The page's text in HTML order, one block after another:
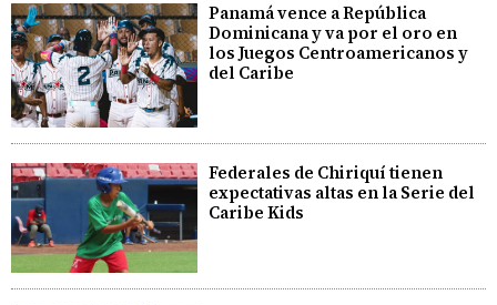
Panamá vence a República
Dominicana y va por el oro en
los Juegos Centroamericanos y
del Caribe
Federales de Chiriquí tienen
expectativas altas en la Serie del
Caribe Kids